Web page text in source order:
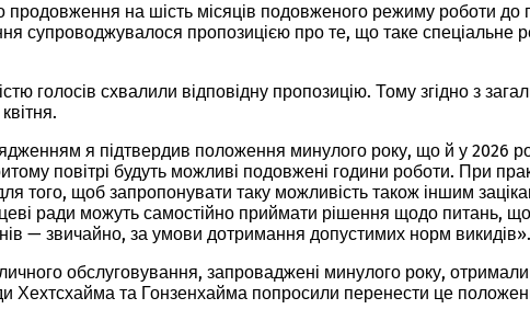
на шість місяців подовженого режиму роботи до
супроводжувалося пропозицією про те, що таке
голосів схвалили відповідну пропозицію. Тому згідно з
я підтвердив положення минулого року, що й у 2026
повітрі будуть можливі подовжені години роботи. При
того, щоб запропонувати таку можливість також іншим
ради можуть самостійно приймати рішення щодо питань,
— звичайно, за умови дотримання допустимих норм викидів».
обслуговування, запроваджені минулого року,
Хехтсхайма та Гонзенхайма попросили перенести це